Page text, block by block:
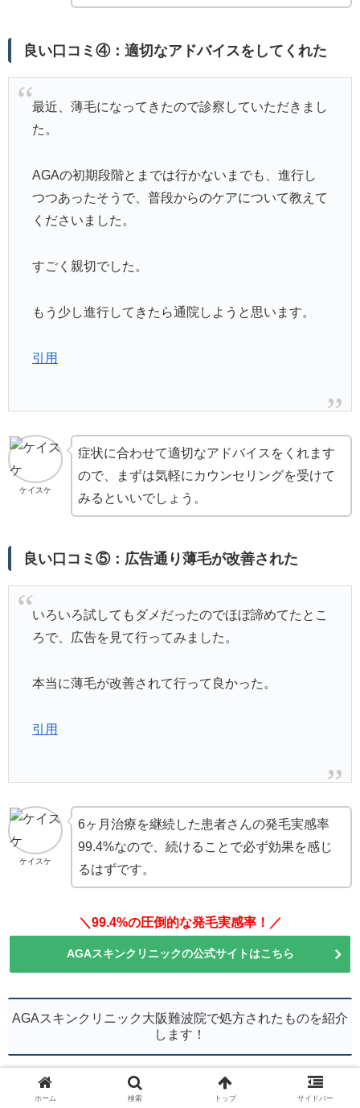
良い口コミ④：適切なアドバイスをしてくれた
最近、薄毛になってきたので診察していただきまし
た。
AGAの初期段階とまでは行かないまでも、進行し
つつあったそうで、普段からのケアについて教えて
くださいました。
すごく親切でした。
もう少し進行してきたら通院しようと思います。
引用
ケイスケ
症状に合わせて適切なアドバイスをくれます
ので、まずは気軽にカウンセリングを受けて
みるといいでしょう。
良い口コミ⑤：広告通り薄毛が改善された
いろいろ試してもダメだったのでほぼ諦めてたとこ
ろで、広告を見て行ってみました。
本当に薄毛が改善されて行って良かった。
引用
ケイスケ
6ヶ月治療を継続した患者さんの発毛実感率
99.4%なので、続けることで必ず効果を感じ
るはずです。
＼99.4%の圧倒的な発毛実感率！／
AGAスキンクリニックの公式サイトはこちら
AGAスキンクリニック大阪難波院で処方されたものを紹介
します！
ホーム 検索 トップ サイドバー